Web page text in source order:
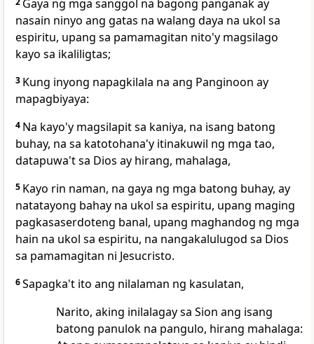
Gaya ng mga sanggol na bagong panganak ay
nasain ninyo ang gatas na walang daya na ukol sa
espiritu, upang sa pamamagitan nito'y magsilago
kayo sa ikaliligtas;
3 Kung inyong napagkilala na ang Panginoon ay
mapagbiyaya:
4 Na kayo'y magsilapit sa kaniya, na isang batong
buhay, na sa katotohana'y itinakuwil ng mga tao,
datapuwa't sa Dios ay hirang, mahalaga,
5 Kayo rin naman, na gaya ng mga batong buhay, ay
natatayong bahay na ukol sa espiritu, upang maging
pagkasaserdoteng banal, upang maghandog ng mga
hain na ukol sa espiritu, na nangakalulugod sa Dios
sa pamamagitan ni Jesucristo.
6Sapagka't ito ang nilalaman ng kasulatan,
Narito, aking inilalagay sa Sion ang isang
batong panulok na pangulo, hirang mahalaga: